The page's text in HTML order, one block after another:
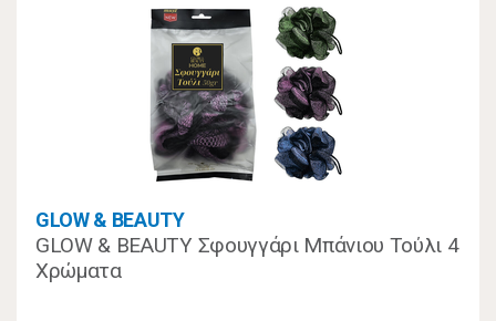
GLOW & BEAUTY
GLOW & BEAUTY Σφουγγάρι Μπάνιου Τούλι 4
Χρώματα